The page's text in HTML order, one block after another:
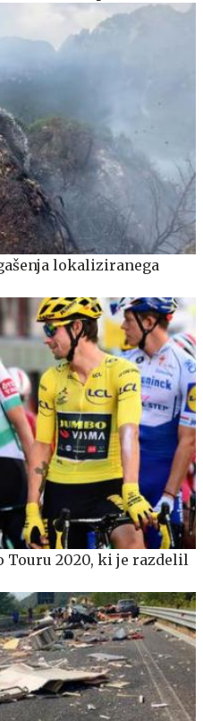
lokaliziranega
Touru 2020, ki je razdelil